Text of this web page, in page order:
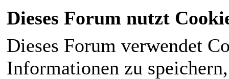
Dieses Forum nutzt
Dieses Forum verwendet
Informationen zu